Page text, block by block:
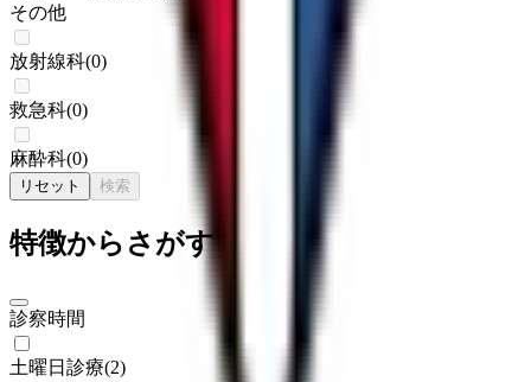
その他
放射線科(0)
救急科(0)
麻酔科(0)
リセット 検索
特徴からさがす
診察時間
土曜日診療(2)